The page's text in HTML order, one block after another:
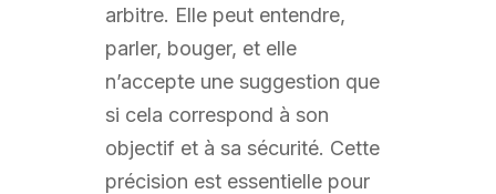
arbitre. Elle peut entendre,
parler, bouger, et elle
n’accepte une suggestion que
si cela correspond à son
objectif et à sa sécurité. Cette
précision est essentielle pour